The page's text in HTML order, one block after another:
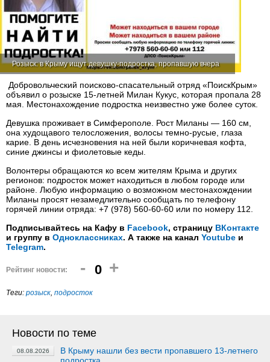
Розыск: в Крыму ищут девушку-подростка, пропавшую вчера
Добровольческий поисково-спасательный отряд «ПоискКрым»
объявил о розыске 15-летней Милан Кукус, которая пропала 28
мая. Местонахождение подростка неизвестно уже более суток.
Девушка проживает в Симферополе. Рост Миланы — 160 см,
она худощавого телосложения, волосы темно-русые, глаза
карие. В день исчезновения на ней были коричневая кофта,
синие джинсы и фиолетовые кеды.
Волонтеры обращаются ко всем жителям Крыма и других
регионов: подросток может находиться в любом городе или
районе. Любую информацию о возможном местонахождении
Миланы просят незамедлительно сообщать по телефону
горячей линии отряда: +7 (978) 560-60-60 или по номеру 112.
Подписывайтесь на Кафу в Facebook, страницу ВКонтакте
и группу в Одноклассниках. А также на канал Youtube и
Telegram.
Рейтинг новости: - 0 +
Теги: розыск, подросток
Новости по теме
08.08.2026
В Крыму нашли без вести пропавшего 13-летнего